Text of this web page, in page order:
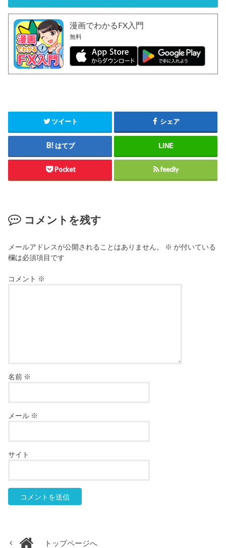
漫画でわかるFX入門
無料
ツイート シェア
はてブ LINE
Pocket feedly
コメントを残す
メールアドレスが公開されることはありません。 ※ が付いている
欄は必須項目です
コメント ※
名前 ※
メール ※
サイト
トップページへ